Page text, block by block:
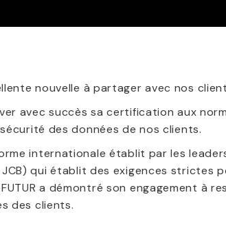
nouvelle à partager avec nos
avec succès sa certification aux
des données de nos clients.
internationale établit par les
qui établit des exigences
a démontré son engagement à
des clients.